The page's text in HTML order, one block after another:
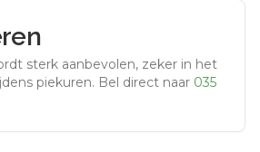
sterk aanbevolen, zeker in het
piekuren. Bel direct naar 035